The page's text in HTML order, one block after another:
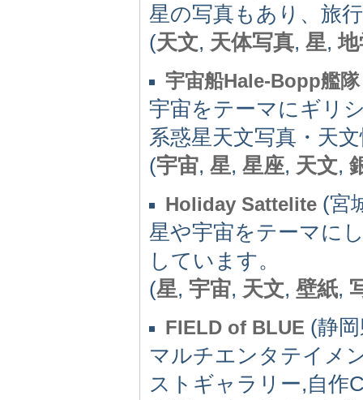
星の写真もあり、旅
(天文, 天体写真, 星,
宇宙船Hale-Bopp艦隊
宇宙をテーマにギリ
系惑星天文写真・天
(宇宙, 星, 星座, 天文,
Holiday Sattelite (宮
星や宇宙をテーマに
しています。
(星, 宇宙, 天文, 壁紙,
FIELD of BLUE (静
マルチエンタテイメ
ストギャラリー,自作